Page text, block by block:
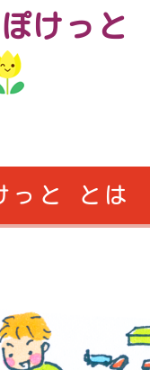
けっと
っと とは